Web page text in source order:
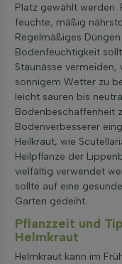
Platz gewählt werden.
feuchte, mäßig
Regelmäßiges
Bodenfeuchtigkeit
Staunässe
sonnigem Wetter zu
leicht sauren bis
Bodenbeschaffenheit
Bodenverbesserer
Heilkraut, wie
Heilpflanze der
vielfältig verwendet
sollte auf eine
Garten gedeiht.
Pflanzzeit und
Helmkraut
Helmkraut kann im